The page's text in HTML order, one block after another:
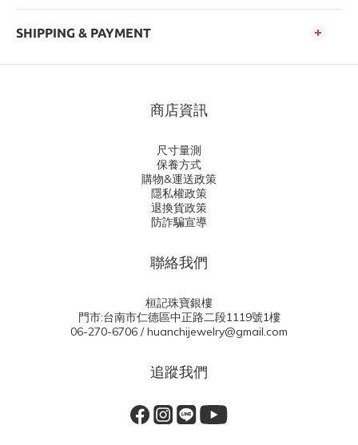
SHIPPING & PAYMENT
商店資訊
尺寸量測
保養方式
購物&運送政策
隱私權政策
退換貨政策
防詐騙宣導
聯絡我們
桓記珠寶銀樓
門市:台南市仁德區中正路二段1119號1樓
06-270-6706 / huanchijewelry@gmail.com
追蹤我們